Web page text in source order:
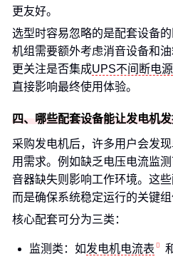
更友好。
选型时容易忽略的是配套设备
机组需要额外考虑消音设备和
更关注是否集成UPS不间断电源
直接影响最终使用体验。
四、哪些配套设备能让发电机发
采购发电机后，许多用户会发
用需求。例如缺乏电压电流监
音器缺失则影响工作环境。这些
而是确保系统稳定运行的关键组
核心配套可分为三类：
监测类：如发电机电流表